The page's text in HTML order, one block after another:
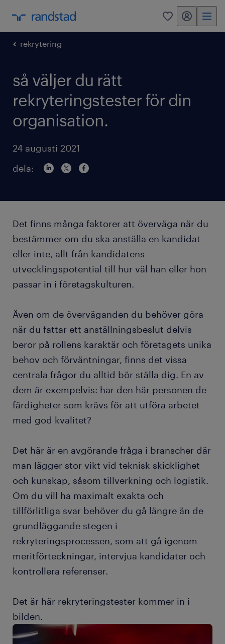
0 mitt randstad
rekrytering
så väljer du rätt
rekryteringstester för din
organisation.
24 augusti 2021
dela:
Det finns många faktorer att överväga när du
bestämmer om du ska anställa en kandidat
eller inte, allt från kandidatens
utvecklingspotential till hur väl han eller hon
passar in i företagskulturen.
Även om de överväganden du behöver göra
när du fattar ett anställningsbeslut delvis
beror på rollens karaktär och företagets unika
behov och förväntningar, finns det vissa
centrala frågor du alltid bör ställa dig. En av
dem är exempelvis: har den här personen de
färdigheter som krävs för att utföra arbetet
med god kvalitet?
Det här är en avgörande fråga i branscher där
man lägger stor vikt vid teknisk skicklighet
och kunskap, såsom tillverkning och logistik.
Om du vill ha maximalt exakta och
tillförlitliga svar behöver du gå längre än de
grundläggande stegen i
rekryteringsprocessen, som att gå igenom
meritförteckningar, intervjua kandidater och
kontrollera referenser.
Det är här rekryteringstester kommer in i
bilden.